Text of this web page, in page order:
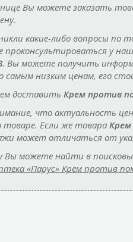
Вы можете заказать
какие-либо вопросы по
у
. Вы можете получить
самым низким ценам, его
доставить Крем против
что актуальность
товаре. Если же товара Крем
может отличаться от
можете найти в
«Парус» Крем против